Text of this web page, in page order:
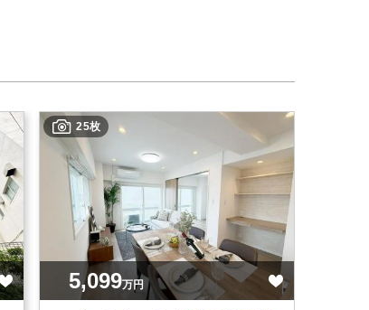
25枚
5,099万円